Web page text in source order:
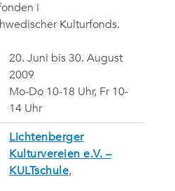
i
Kulturfonds.
20. Juni bis 30. August
2009
Mo-Do 10-18 Uhr, Fr 10-
14 Uhr
Lichtenberger
Kulturvereien e.V. –
KULTschule,